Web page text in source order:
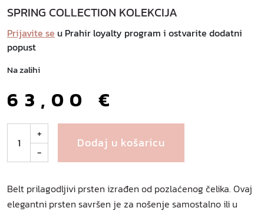
SPRING COLLECTION KOLEKCIJA
Prijavite se u Prahir loyalty program i ostvarite dodatni
popust
Na zalihi
63,00€
l
p
r
+
-
Dodaj u košaricu
Belt prilagodljivi prsten izrađen od pozlaćenog čelika. Ovaj
elegantni prsten savršen je za nošenje samostalno ili u